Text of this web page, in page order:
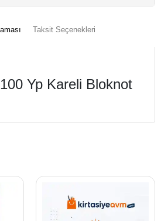
Taksit Seçenekleri
Yp Kareli Bloknot